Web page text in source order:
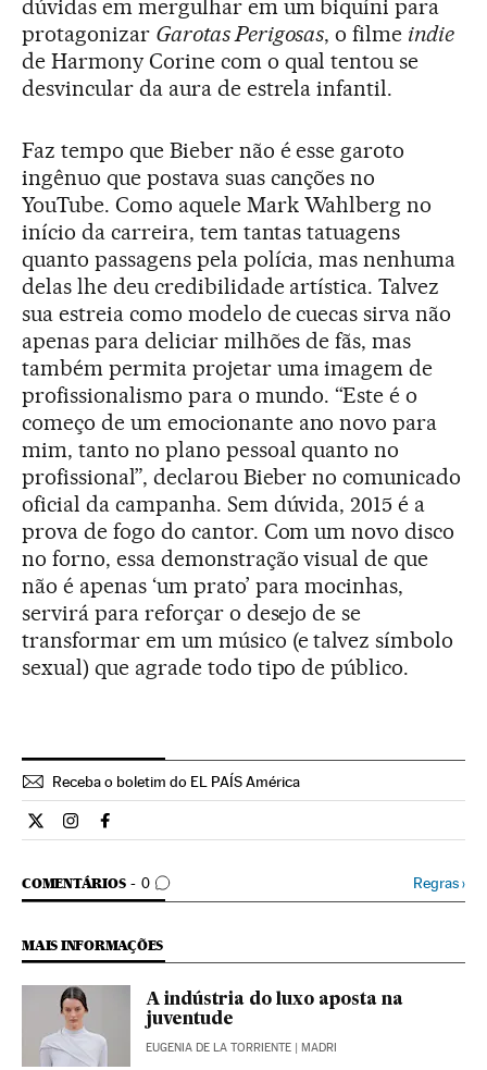
dúvidas em mergulhar em um biquíni para
protagonizar Garotas Perigosas, o filme indie
de Harmony Corine com o qual tentou se
desvincular da aura de estrela infantil.
Faz tempo que Bieber não é esse garoto
ingênuo que postava suas canções no
YouTube. Como aquele Mark Wahlberg no
início da carreira, tem tantas tatuagens
quanto passagens pela polícia, mas nenhuma
delas lhe deu credibilidade artística. Talvez
sua estreia como modelo de cuecas sirva não
apenas para deliciar milhões de fãs, mas
também permita projetar uma imagem de
profissionalismo para o mundo. “Este é o
começo de um emocionante ano novo para
mim, tanto no plano pessoal quanto no
profissional”, declarou Bieber no comunicado
oficial da campanha. Sem dúvida, 2015 é a
prova de fogo do cantor. Com um novo disco
no forno, essa demonstração visual de que
não é apenas ‘um prato’ para mocinhas,
servirá para reforçar o desejo de se
transformar em um músico (e talvez símbolo
sexual) que agrade todo tipo de público.
Receba o boletim do EL PAÍS América
Estilo El País Brasil en Twitter
Estilo El País Brasil en Instagram
Estilo El País Brasil en Facebook
COMENTÁRIOS 0
COMENTÁRIOS Regras›
MAIS INFORMAÇÕES
A indústria do luxo aposta na
juventude
EUGENIA DE LA TORRIENTE | MADRI